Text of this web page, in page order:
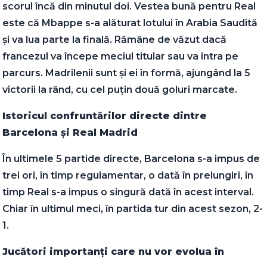
scorul încă din minutul doi. Vestea bună pentru Real
este că Mbappe s-a alăturat lotului în Arabia Saudită
și va lua parte la finală. Rămâne de văzut dacă
francezul va începe meciul titular sau va intra pe
parcurs. Madrilenii sunt și ei în formă, ajungând la 5
victorii la rând, cu cel puțin două goluri marcate.
Istoricul confruntărilor directe dintre
Barcelona și Real Madrid
În ultimele 5 partide directe, Barcelona s-a impus de
trei ori, în timp regulamentar, o dată în prelungiri, în
timp Real s-a impus o singură dată în acest interval.
Chiar în ultimul meci, în partida tur din acest sezon, 2-
1.
Jucători importanți care nu vor evolua în